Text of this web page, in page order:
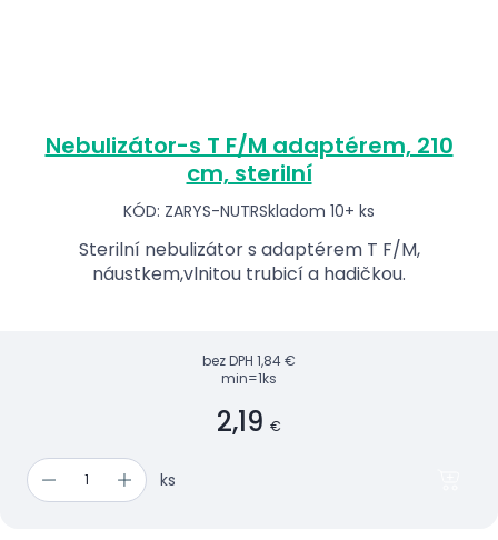
Nebulizátor-s T F/M adaptérem, 210
cm, sterilní
KÓD: ZARYS-NUTRSkladom 10+ ks
Sterilní nebulizátor s adaptérem T F/M,
náustkem,vlnitou trubicí a hadičkou.
bez DPH 1,84 €
min=1ks
2,19 €
ks